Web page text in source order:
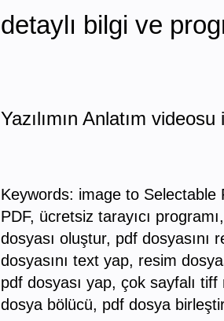
detaylı bilgi ve
Yazılımın Anlatım
Keywords: image to
PDF, ücretsiz tarayıcı
dosyası oluştur, pdf dosyasını
dosyasını text yap, resim
pdf dosyası yap, çok sayfalı tiff
dosya bölücü, pdf dosya